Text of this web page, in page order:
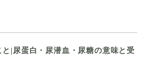
|尿蛋白・尿潜血・尿糖の意味と受